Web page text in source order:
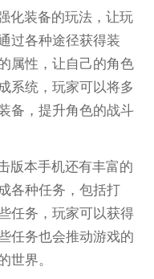
化装备的玩法，让玩
过各种途径获得装
属性，让自己的角色
系统，玩家可以将多
备，提升角色的战斗
版本手机还有丰富的
各种任务，包括打
任务，玩家可以获得
任务也会推动游戏的
世界。